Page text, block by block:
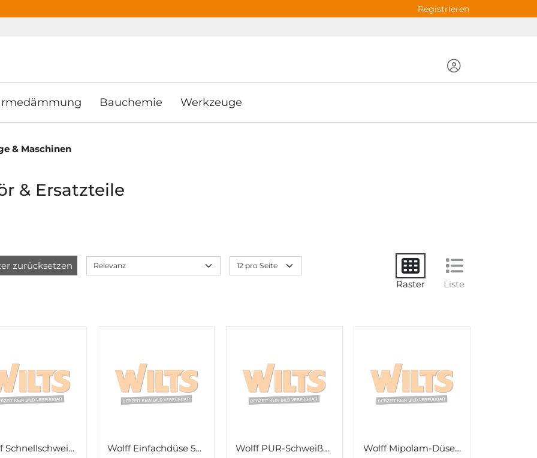
Registrieren
Bauchemie Werkzeuge
& Maschinen
& Ersatzteile
zurücksetzen
Raster
Liste
Wolff Schnellschweißdüse für elastische Wandbeläge Wolff Einfachdüse 5mm Wolff PUR-Schweißdüse Wolff Mipolam-Düse Nr. 13467